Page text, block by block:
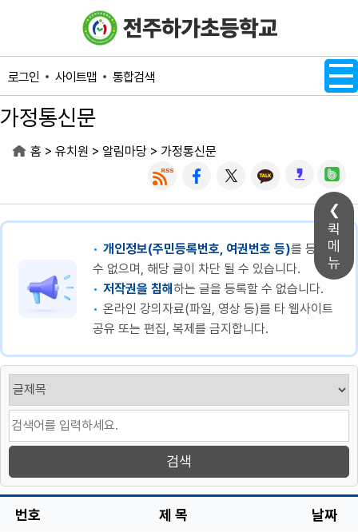
퀵
메
뉴
로그인 사이트맵 통합검색
가정통신문
홈 > 유치원 > 알림마당 > 가정통신문
개인정보(주민등록번호, 여권번호 등)를 등록할
수 없으며, 해당 글이 차단 될 수 있습니다.
저작권을 침해하는 글을 등록할 수 없습니다.
온라인 강의자료(파일, 영상 등)를 타 웹사이트
공유 또는 편집, 복제를 금지합니다.
번호 제 목 날짜